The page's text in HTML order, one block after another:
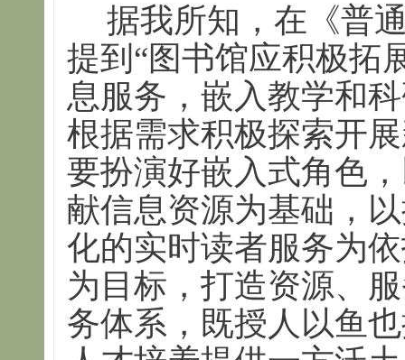
据我所知，在《普
提到“图书馆应积极拓
息服务，嵌入教学和
根据需求积极探索开
要扮演好嵌入式角色
献信息资源为基础，
化的实时读者服务为
为目标，打造资源、
务体系，既授人以鱼